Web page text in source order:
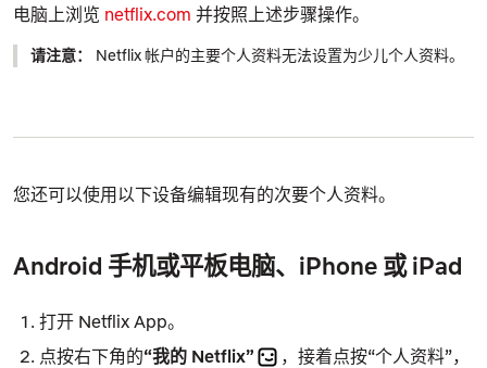
电脑上浏览 netflix.com 并按照上述步骤操作。
请注意： Netflix 帐户的主要个人资料无法设置为少儿个人资料。
您还可以使用以下设备编辑现有的次要个人资料。
Android 手机或平板电脑、iPhone 或 iPad
打开 Netflix App。
点按右下角的“我的 Netflix”
，接着点按“个人资料”，